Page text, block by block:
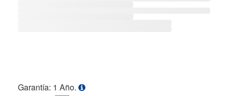
Garantía: 1 Año.